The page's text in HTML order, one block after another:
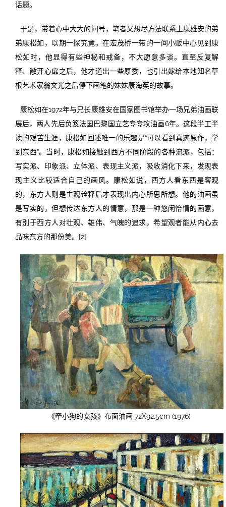
话题。
于是，带着心中大大的问号，笔者又想尽方法联系上康雄安的弟
弟康松如，以期一探究竟。在宏茂桥一带的一间小贩中心见到康
松如时，他显得有些神秘和戒备，不大愿意多谈。直至反复解
释、敞开心扉之后，他才道出一些原委，也引出嫁给本地知名草
根艺术家翁文光之后停下画笔的妹妹康海英的故事。
康松如在1972年与兄长康雄安在国家图书馆举办一场兄弟油画联
展后，两人先后负笈法国巴黎国立艺专专攻油画6年。这段半工半
读的艰苦生涯，康松如回述唯一的乐趣是“可以看到真迹原作，学
到东西”。当时，康松如接触到西方不同阶段的各种流派，包括：
写实派、印象派、立体派、表现主义派，吸收消化下来，发现表
现主义比较适合自己的画风。康松如说，西方人看东西是客观
的，东方人则是主观诠释后才表现出内心所思所想。他的油画虽
是写实的，但想传达东方人的情意，那是一种悠闲怡情的画意，
有别于西方人对壮观、雄伟、气魄的追求，希望观者能从内心去
品味东方的那份美。[2]
《牵小狗的女孩》布面油画 72X92.5cm (1976)